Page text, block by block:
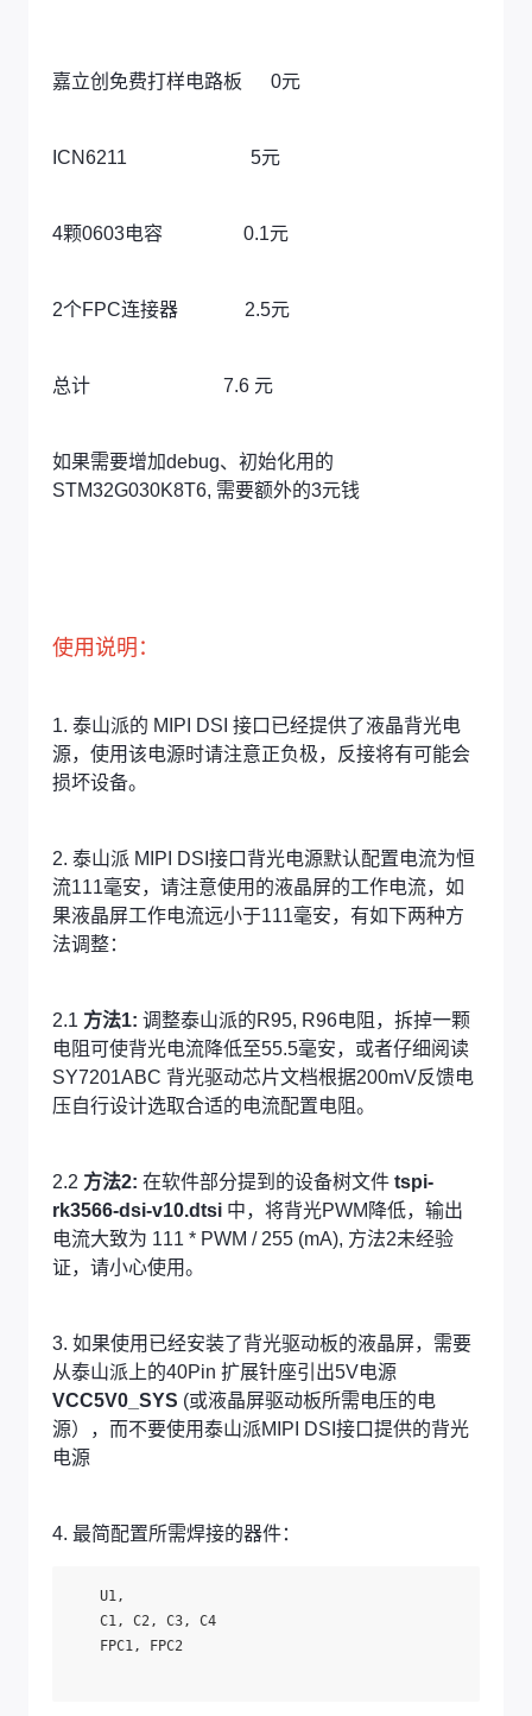
嘉立创免费打样电路板 0元
ICN6211 5元
4颗0603电容 0.1元
2个FPC连接器 2.5元
总计 7.6 元
如果需要增加debug、初始化用的
STM32G030K8T6, 需要额外的3元钱
使用说明：
1. 泰山派的 MIPI DSI 接口已经提供了液晶背光电
源，使用该电源时请注意正负极，反接将有可能会
损坏设备。
2. 泰山派 MIPI DSI接口背光电源默认配置电流为恒
流111毫安，请注意使用的液晶屏的工作电流，如
果液晶屏工作电流远小于111毫安，有如下两种方
法调整：
2.1 方法1: 调整泰山派的R95, R96电阻，拆掉一颗
电阻可使背光电流降低至55.5毫安，或者仔细阅读
SY7201ABC 背光驱动芯片文档根据200mV反馈电
压自行设计选取合适的电流配置电阻。
2.2 方法2: 在软件部分提到的设备树文件 tspi-
rk3566-dsi-v10.dtsi 中，将背光PWM降低，输出
电流大致为 111 * PWM / 255 (mA), 方法2未经验
证，请小心使用。
3. 如果使用已经安装了背光驱动板的液晶屏，需要
从泰山派上的40Pin 扩展针座引出5V电源
VCC5V0_SYS (或液晶屏驱动板所需电压的电
源），而不要使用泰山派MIPI DSI接口提供的背光
电源
4. 最简配置所需焊接的器件：
U1,
C1, C2, C3, C4
FPC1, FPC2